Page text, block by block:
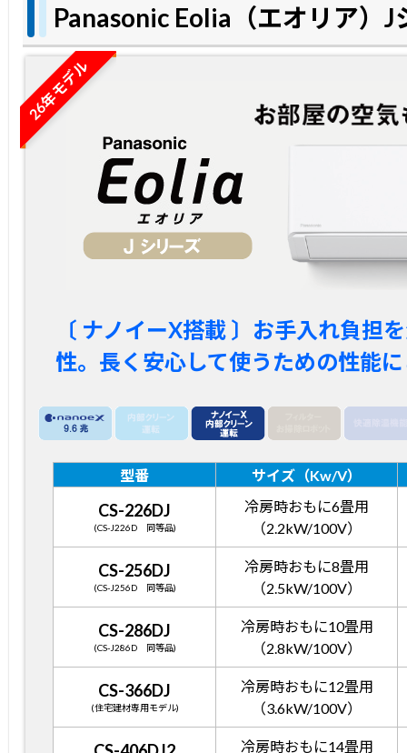
Panasonic Eolia（エオリア）J
26年モデル
〔 ナノイーX搭載 〕お手入れ負担
性。長く安心して使うための性能
型番 サイズ（Kw/V）
CS-226DJ
(CS-J226D 同等品)
冷房時おもに6畳用
（2.2kW/100V）
CS-256DJ
(CS-J256D 同等品)
冷房時おもに8畳用
（2.5kW/100V）
CS-286DJ
(CS-J286D 同等品)
冷房時おもに10畳用
（2.8kW/100V）
CS-366DJ
(住宅建材専用モデル)
冷房時おもに12畳用
（3.6kW/100V）
冷房時おもに14畳用